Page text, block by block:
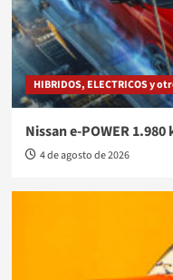
HIBRIDOS, ELECTRICOS y
Nissan e-POWER
4 de agosto de 2026